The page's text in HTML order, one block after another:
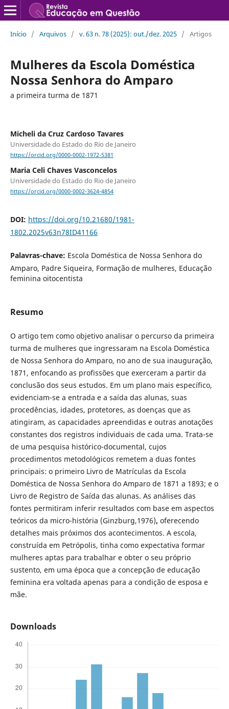
Início / Arquivos / v. 63 n. 78 (2025): out./dez. 2025 / Artigos
Mulheres da Escola Doméstica
Nossa Senhora do Amparo
a primeira turma de 1871
Micheli da Cruz Cardoso Tavares
Universidade do Estado do Rio de Janeiro
https://orcid.org/0000-0002-1972-5381
Maria Celi Chaves Vasconcelos
Universidade do Estado do Rio de Janeiro
https://orcid.org/0000-0002-3624-4854
DOI: https://doi.org/10.21680/1981-
1802.2025v63n78ID41166
Palavras-chave: Escola Doméstica de Nossa Senhora do
Amparo, Padre Siqueira, Formação de mulheres, Educação
feminina oitocentista
Resumo
O artigo tem como objetivo analisar o percurso da primeira
turma de mulheres que ingressaram na Escola Doméstica
de Nossa Senhora do Amparo, no ano de sua inauguração,
1871, enfocando as profissões que exerceram a partir da
conclusão dos seus estudos. Em um plano mais específico,
evidenciam-se a entrada e a saída das alunas, suas
procedências, idades, protetores, as doenças que as
atingiram, as capacidades apreendidas e outras anotações
constantes dos registros individuais de cada uma. Trata-se
de uma pesquisa histórico-documental, cujos
procedimentos metodológicos remetem a duas fontes
principais: o primeiro Livro de Matrículas da Escola
Doméstica de Nossa Senhora do Amparo de 1871 a 1893; e o
Livro de Registro de Saída das alunas. As análises das
fontes permitiram inferir resultados com base em aspectos
teóricos da micro-história (Ginzburg,1976), oferecendo
detalhes mais próximos dos acontecimentos. A escola,
construída em Petrópolis, tinha como expectativa formar
mulheres aptas para trabalhar e obter o seu próprio
sustento, em uma época que a concepção de educação
feminina era voltada apenas para a condição de esposa e
mãe.
Downloads